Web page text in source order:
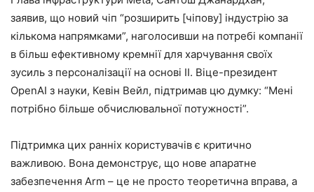
заявив, що новий чіп “розширить [чіпову] індустрію за
кількома напрямками”, наголосивши на потребі компанії
в більш ефективному кремнії для харчування своїх
зусиль з персоналізації на основі ІІ. Віце-президент
OpenAI з науки, Кевін Вейл, підтримав цю думку: “Мені
потрібно більше обчислювальної потужності”.
Підтримка цих ранніх користувачів є критично
важливою. Вона демонструє, що нове апаратне
забезпечення Arm – це не просто теоретична вправа, а